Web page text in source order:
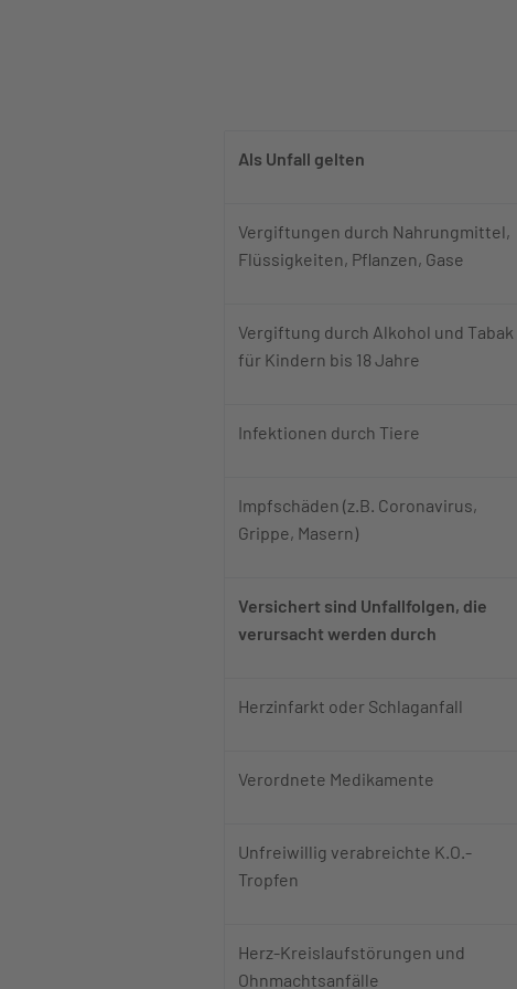
Als Unfall gelten
Vergiftungen durch Nahrungmittel,
Flüssigkeiten, Pflanzen, Gase
Vergiftung durch Alkohol und Tabak
für Kindern bis 18 Jahre
Infektionen durch Tiere
Impfschäden (z.B. Coronavirus,
Grippe, Masern)
Versichert sind Unfallfolgen, die
verursacht werden durch
Herzinfarkt oder Schlaganfall
Verordnete Medikamente
Unfreiwillig verabreichte K.O.-
Tropfen
Herz-Kreislaufstörungen und
Ohnmachtsanfälle